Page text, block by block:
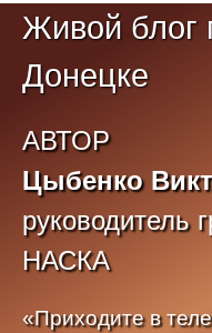
Живой блог
Донецке
АВТОР
Цыбенко
руководитель
НАСКА
«Приходите в